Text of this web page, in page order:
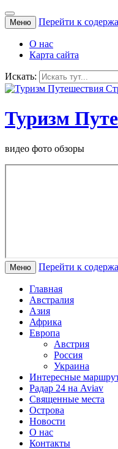
Меню Перейти к
О нас
Карта сайта
Искать:
Туризм
видео фото обзоры
Меню Перейти к
Главная
Австралия
Азия
Африка
Европа
Австрия
Россия
Украина
Интересные
Радар 24 на Aviav
Священные места
Острова
Новости
О нас
Контакты